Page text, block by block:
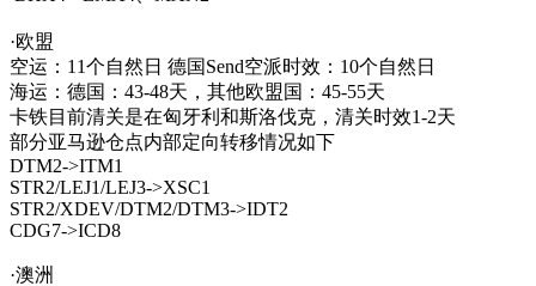
·欧盟
空运：11个自然日 德国Send空派时效：10个自然日
海运：德国：43-48天，其他欧盟国：45-55天
卡铁目前清关是在匈牙利和斯洛伐克，清关时效1-2天
部分亚马逊仓点内部定向转移情况如下
DTM2->ITM1
STR2/LEJ1/LEJ3->XSC1
STR2/XDEV/DTM2/DTM3->IDT2
CDG7->ICD8
·澳洲